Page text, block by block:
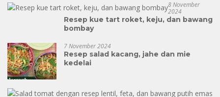
8 November
2024
Resep kue tart roket, keju, dan bawang
bombay
7 November 2024
Resep salad kacang, jahe dan mie
kedelai